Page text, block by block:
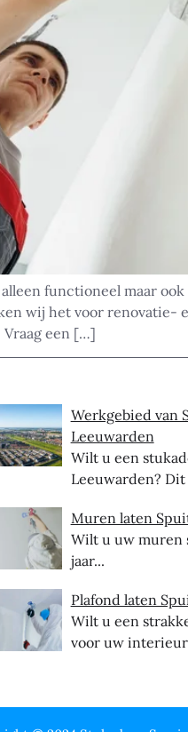
functioneel maar
wij het voor renovatie-
Vraag een […]
Werkgebied van
Leeuwarden
Wilt u een
Leeuwarden? Dit
Muren laten
Wilt u uw muren
jaar...
Plafond laten
Wilt u een
voor uw